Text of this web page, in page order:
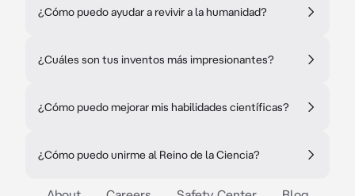
¿Cómo puedo ayudar a revivir a la humanidad?
¿Cuáles son tus inventos más impresionantes?
¿Cómo puedo mejorar mis habilidades científicas?
¿Cómo puedo unirme al Reino de la Ciencia?